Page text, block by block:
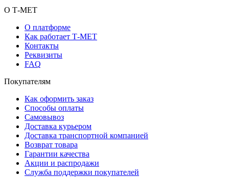
О Т-МЕТ
О платформе
Как работает Т-МЕТ
Контакты
Реквизиты
FAQ
Покупателям
Как оформить заказ
Способы оплаты
Самовывоз
Доставка курьером
Доставка транспортной компанией
Возврат товара
Гарантии качества
Акции и распродажи
Служба поддержки покупателей